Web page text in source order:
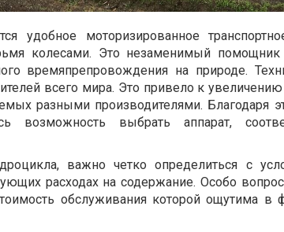
удобное моторизированное
колесами. Это незаменимый помощник
времяпрепровождения на природе.
всего мира. Это привело к
разными производителями. Благодаря
возможность выбрать аппарат,
важно четко определиться с
расходах на содержание. Особо
обслуживания которой ощутима в